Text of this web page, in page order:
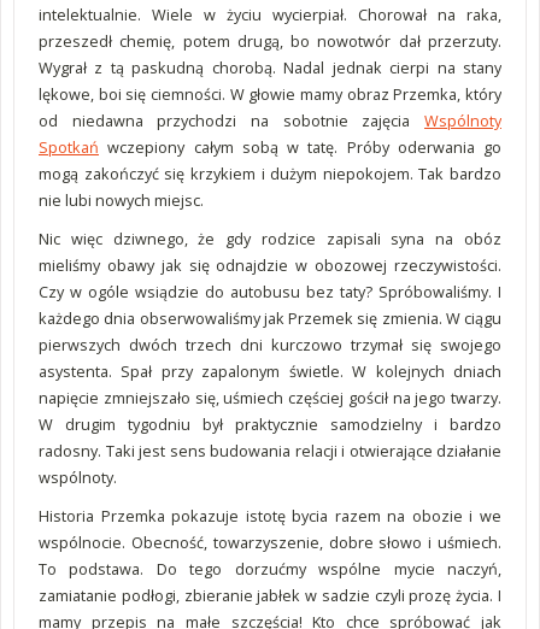
intelektualnie. Wiele w życiu wycierpiał. Chorował na raka,
przeszedł chemię, potem drugą, bo nowotwór dał przerzuty.
Wygrał z tą paskudną chorobą. Nadal jednak cierpi na stany
lękowe, boi się ciemności. W głowie mamy obraz Przemka, który
od niedawna przychodzi na sobotnie zajęcia Wspólnoty
Spotkań wczepiony całym sobą w tatę. Próby oderwania go
mogą zakończyć się krzykiem i dużym niepokojem. Tak bardzo
nie lubi nowych miejsc.
Nic więc dziwnego, że gdy rodzice zapisali syna na obóz
mieliśmy obawy jak się odnajdzie w obozowej rzeczywistości.
Czy w ogóle wsiądzie do autobusu bez taty? Spróbowaliśmy. I
każdego dnia obserwowaliśmy jak Przemek się zmienia. W ciągu
pierwszych dwóch trzech dni kurczowo trzymał się swojego
asystenta. Spał przy zapalonym świetle. W kolejnych dniach
napięcie zmniejszało się, uśmiech częściej gościł na jego twarzy.
W drugim tygodniu był praktycznie samodzielny i bardzo
radosny. Taki jest sens budowania relacji i otwierające działanie
wspólnoty.
Historia Przemka pokazuje istotę bycia razem na obozie i we
wspólnocie. Obecność, towarzyszenie, dobre słowo i uśmiech.
To podstawa. Do tego dorzućmy wspólne mycie naczyń,
zamiatanie podłogi, zbieranie jabłek w sadzie czyli prozę życia. I
mamy przepis na małe szczęścia! Kto chce spróbować jak